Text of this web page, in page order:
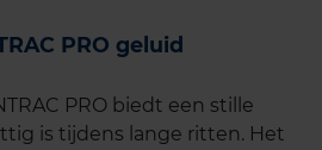
PRO geluid
PRO biedt een stille
is tijdens lange ritten. Het